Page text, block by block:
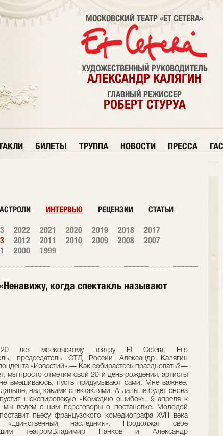
МОСКОВСКИЙ ТЕАТР «ET CETERA»
ХУДОЖЕСТВЕННЫЙ РУКОВОДИТЕЛЬ
АЛЕКСАНДР КАЛЯГИН
ГЛАВНЫЙ РЕЖИССЕР
РОБЕРТ СТУРУА
БИЛЕТЫ ТРУППА НОВОСТИ ПРЕССА
ИНТЕРВЬЮ РЕЦЕНЗИИ СТАТЬИ
2022 2021 2020 2019 2018
2017
2012 2011 2010 2009 2008
2007
2000 1999
когда спектакль называют
20 лет московскому театру Et Cetera. Его
председатель СТД России Александр Калягин
«Известий».— Как собираетесь праздновать?—
мы просто отметим свой 20-й день рождения, артисты
не вмешиваюсь, пусть придумывают сами. Мне важнее,
над какими спектаклями. А дальше будет снова
шекспировскую «Комедию ошибок». 9 апреля к
мы ведем с ним переговоры о постановке. Молодой
пьесу французского комедиографа XVIII века
наследник». Продолжат свое
театромВладимир Панков и Александр